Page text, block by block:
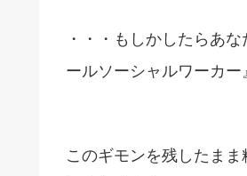
・・・もしかしたらあ
ールソーシャルワーカー
このギモンを残したま